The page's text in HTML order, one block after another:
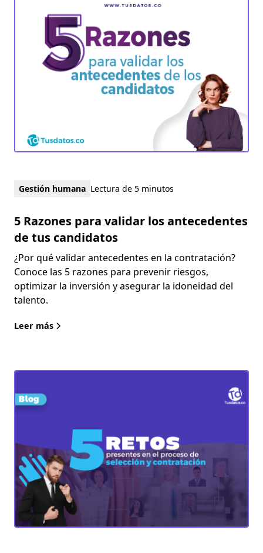
Gestión humana Lectura de 5 minutos
5 Razones para validar los antecedentes
de tus candidatos
¿Por qué validar antecedentes en la contratación?
Conoce las 5 razones para prevenir riesgos,
optimizar la inversión y asegurar la idoneidad del
talento.
Leer más